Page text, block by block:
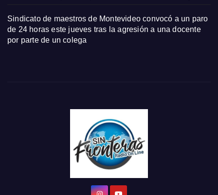
Sindicato de maestros de Montevideo convocó a un paro
de 24 horas este jueves tras la agresión a una docente
por parte de un colega